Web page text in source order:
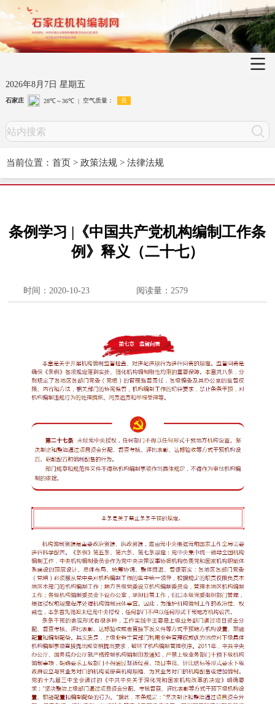
2026年8月7日 星期五
当前位置： 首页 > 政策法规 > 法律法规
条例学习 |《中国共产党机构编制工作条
例》释义（二十七）
时间：2020-10-23 阅读量：2579